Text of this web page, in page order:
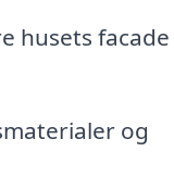
husets
og